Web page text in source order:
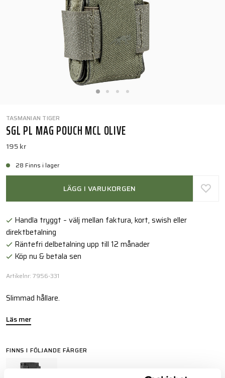
TASMANIAN TIGER
SGL PL MAG POUCH MCL OLIVE
195 kr
28 Finns i lager
LÄGG I VARUKORGEN
Handla tryggt – välj mellan faktura, kort, swish eller
direktbetalning
Räntefri delbetalning upp till 12 månader
Köp nu & betala sen
Artikelnr: 7956-331
Slimmad hållare.
Läs mer
FINNS I FÖLJANDE FÄRGER